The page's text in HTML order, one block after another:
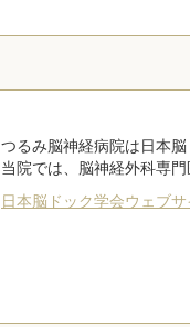
つるみ脳神経病院は日本
当院では、脳神経外科専
日本脳ドック学会ウェブ